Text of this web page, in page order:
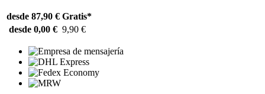
desde 87,90 € Gratis*
desde 0,00 € 9,90 €